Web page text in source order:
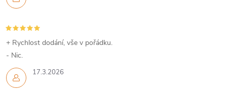
17.3.2026
+ Rychlost dodání, vše v pořádku.
- Nic.